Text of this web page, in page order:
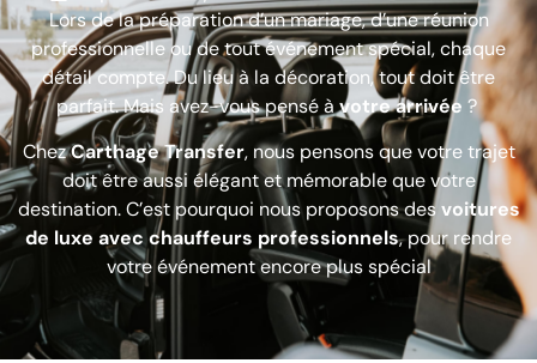
Lors de la préparation d’un mariage, d’une réunion
professionnelle ou de tout événement spécial, chaque
détail compte. Du lieu à la décoration, tout doit être
parfait. Mais avez-vous pensé àvotre arrivée ?
ChezCarthage Transfer, nous pensons que votre trajet
doit être aussi élégant et mémorable que votre
destination. C’est pourquoi nous proposons desvoitures
de luxe avec chauffeurs professionnels, pour rendre
votre événement encore plus spécial